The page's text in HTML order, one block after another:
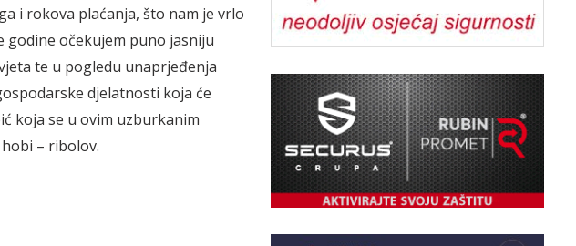
i rokova plaćanja, što nam je vrlo
godine očekujem puno jasniju
te u pogledu unaprjeđenja
djelatnosti koja će
koja se u ovim uzburkanim
– ribolov.